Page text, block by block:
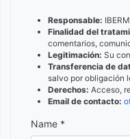
Responsable:
Finalidad del
comentarios,
Legitimación: Su
Transferencia de
salvo por obligación
Derechos: Acceso,
Email de contacto:
Name *